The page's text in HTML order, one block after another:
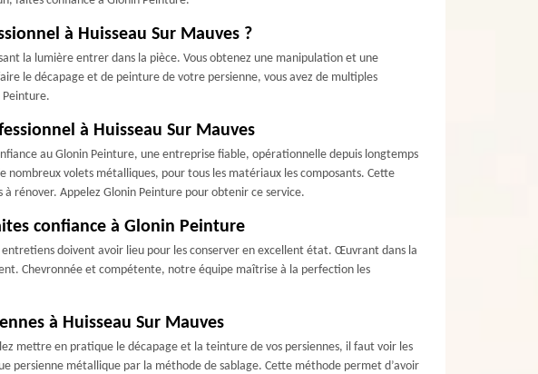
à Huisseau Sur Mauves ?
la lumière entrer dans la pièce. Vous obtenez une manipulation et une
le décapage et de peinture de votre persienne, vous avez de multiples
Peinture.
à Huisseau Sur Mauves
au Glonin Peinture, une entreprise fiable, opérationnelle depuis longtemps
nombreux volets métalliques, pour tous les matériaux les composants. Cette
rénover. Appelez Glonin Peinture pour obtenir ce service.
confiance à Glonin Peinture
doivent avoir lieu pour les conserver en excellent état. Œuvrant dans la
Chevronnée et compétente, notre équipe maîtrise à la perfection les
à Huisseau Sur Mauves
mettre en pratique le décapage et la teinture de vos persiennes, il faut voir les
persienne métallique par la méthode de sablage. Cette méthode permet d’avoir